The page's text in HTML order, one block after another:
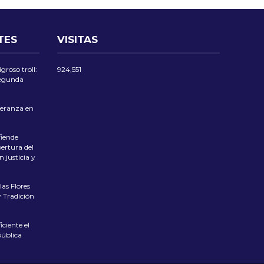
troll:
en
del
justicia y
Flores
Tradición
el
VISITAS
924,551